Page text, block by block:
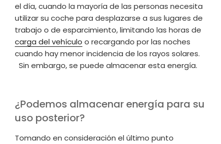
el día, cuando la mayoría de las personas necesita
utilizar su coche para desplazarse a sus lugares de
trabajo o de esparcimiento, limitando las horas de
carga del vehículo o recargando por las noches
cuando hay menor incidencia de los rayos solares.
Sin embargo, se puede almacenar esta energía.
¿Podemos almacenar energía para su
uso posterior?
Tomando en consideración el último punto